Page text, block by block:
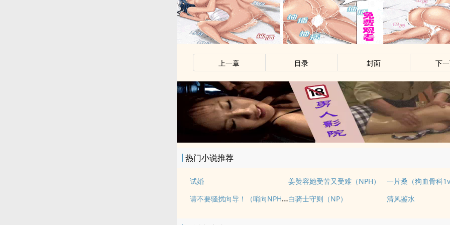
上一章 目录 封面 下
热门小说推荐
试婚 姜赞容她受苦又受难（NPH） 一片桑（狗血骨科
请不要骚扰向导！（哨向NPH）白骑士守则（NP） 清风鉴水